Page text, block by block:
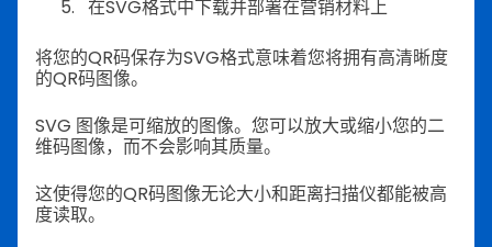
在SVG格式中下载并部署在营销材料上
将您的QR码保存为SVG格式意味着您将拥有高清晰度
的QR码图像。
SVG 图像是可缩放的图像。您可以放大或缩小您的二
维码图像，而不会影响其质量。
这使得您的QR码图像无论大小和距离扫描仪都能被高
度读取。